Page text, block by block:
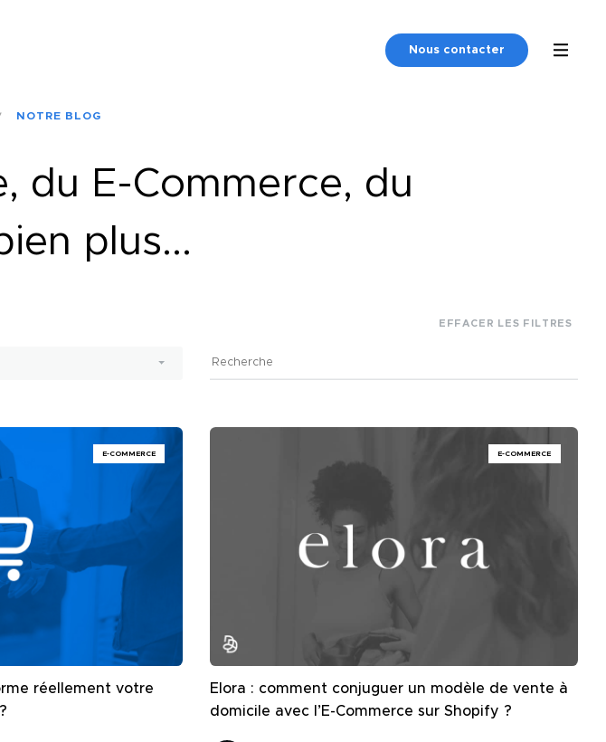
Nous contacter
NOTRE BLOG
du E-Commerce, du
plus...
EFFACER LES FILTRES
E-COMMERCE
réellement votre
E-COMMERCE
Elora : comment conjuguer un modèle de vente à
domicile avec l’E-Commerce sur Shopify ?